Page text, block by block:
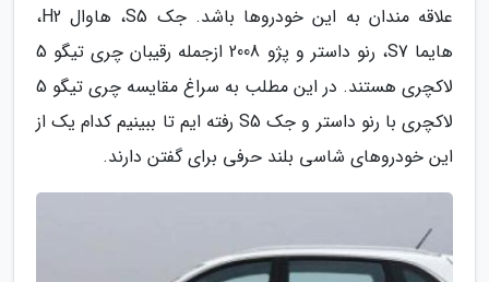
علاقه مندان به این خودروها باشد. جک S5، هاوال H2،
هایما S7، رنو داستر و پژو 2008 ازجمله رقیبان چری تیگو 5
لاکچری هستند. در این مطلب به سراغ مقایسه چری تیگو 5
لاکچری با رنو داستر و جک S5 رفته ایم تا ببینیم کدام یک از
این خودروهای شاسی بلند حرفی برای گفتن دارند.